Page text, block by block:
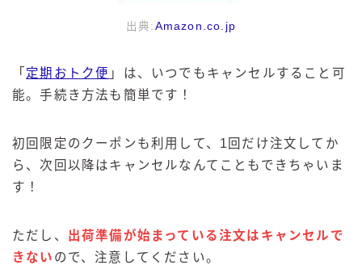
出典: Amazon.co.jp
「 定期おトク便 」は、いつでもキャンセルすること可
能。手続き方法も簡単です！
初回限定のクーポンも利用して、1回だけ注文してか
ら、次回以降はキャンセルなんてこともできちゃいま
す！
ただし、 出荷準備が始まっている注文はキャンセルで
きない ので、注意してください。